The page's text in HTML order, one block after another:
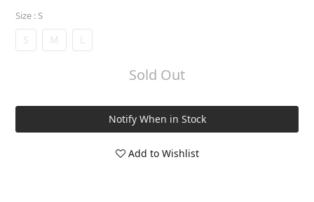
Size : S
S M L
Sold Out
Notify When in Stock
Add to Wishlist